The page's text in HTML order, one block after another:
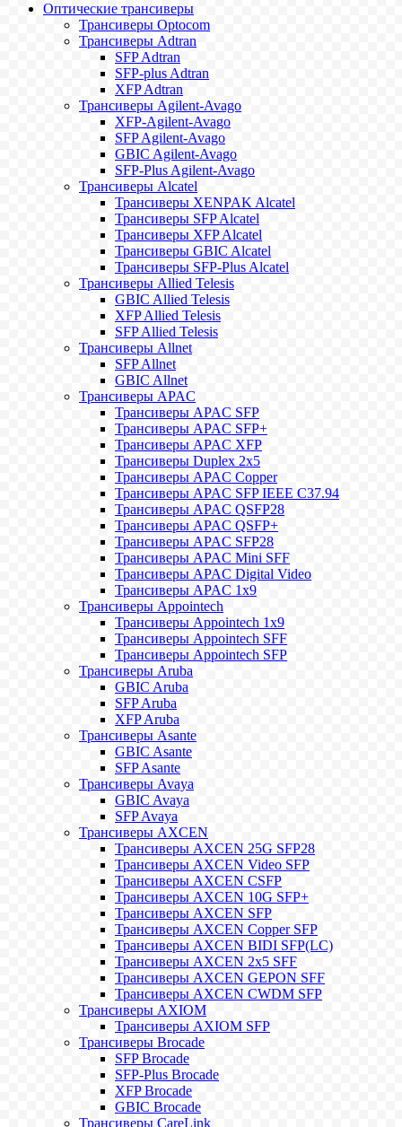
Оптические трансиверы
Трансиверы Optocom
Трансиверы Adtran
SFP Adtran
SFP-plus Adtran
XFP Adtran
Трансиверы Agilent-Avago
XFP-Agilent-Avago
SFP Agilent-Avago
GBIC Agilent-Avago
SFP-Plus Agilent-Avago
Трансиверы Alcatel
Трансиверы XENPAK Alcatel
Трансиверы SFP Alcatel
Трансиверы XFP Alcatel
Трансиверы GBIC Alcatel
Трансиверы SFP-Plus Alcatel
Трансиверы Allied Telesis
GBIC Allied Telesis
XFP Allied Telesis
SFP Allied Telesis
Трансиверы Allnet
SFP Allnet
GBIC Allnet
Трансиверы APAC
Трансиверы APAC SFP
Трансиверы APAC SFP+
Трансиверы APAC XFP
Трансиверы Duplex 2x5
Трансиверы APAC Copper
Трансиверы APAC SFP IEEE C37.94
Трансиверы APAC QSFP28
Трансиверы APAC QSFP+
Трансиверы APAC SFP28
Трансиверы APAC Mini SFF
Трансиверы APAC Digital Video
Трансиверы APAC 1x9
Трансиверы Appointech
Трансиверы Appointech 1x9
Трансиверы Appointech SFF
Трансиверы Appointech SFP
Трансиверы Aruba
GBIC Aruba
SFP Aruba
XFP Aruba
Трансиверы Asante
GBIC Asante
SFP Asante
Трансиверы Avaya
GBIC Avaya
SFP Avaya
Трансиверы AXCEN
Трансиверы AXCEN 25G SFP28
Трансиверы AXCEN Video SFP
Трансиверы AXCEN CSFP
Трансиверы AXCEN 10G SFP+
Трансиверы AXCEN SFP
Трансиверы AXCEN Copper SFP
Трансиверы AXCEN BIDI SFP(LC)
Трансиверы AXCEN 2x5 SFF
Трансиверы AXCEN GEPON SFF
Трансиверы AXCEN CWDM SFP
Трансиверы AXIOM
Трансиверы AXIOM SFP
Трансиверы Brocade
SFP Brocade
SFP-Plus Brocade
XFP Brocade
GBIC Brocade
Трансиверы CareLink